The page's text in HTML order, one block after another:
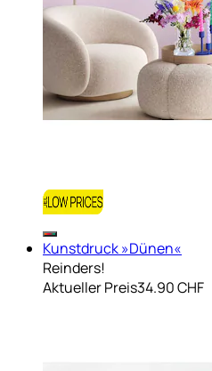
Kunstdruck »Dünen«
Reinders!
Aktueller Preis34.90 CHF